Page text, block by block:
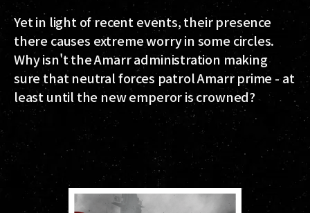
Yet in light of recent events, their presence
there causes extreme worry in some circles.
Why isn't the Amarr administration making
sure that neutral forces patrol Amarr prime - at
least until the new emperor is crowned?